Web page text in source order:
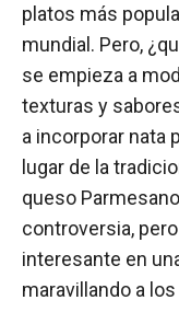
platos más
mundial. Pero,
se empieza a
texturas y
a incorporar nata
lugar de la
queso
controversia,
interesante en
maravillando a